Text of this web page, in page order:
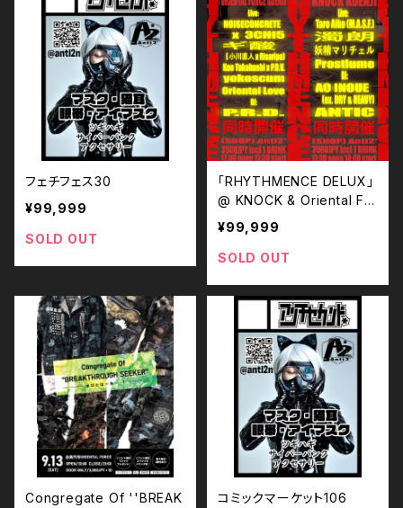
フェチフェス30
¥99,999
SOLD OUT
「RHYTHMENCE DELUX」
@ KNOCK & Oriental For
ce
¥99,999
SOLD OUT
Congregate Of ''BREAK
コミックマーケット106